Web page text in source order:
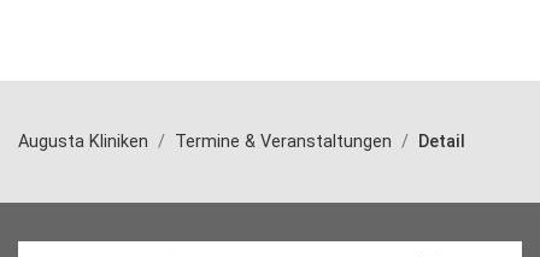
Augusta Kliniken Termine & Veranstaltungen Detail